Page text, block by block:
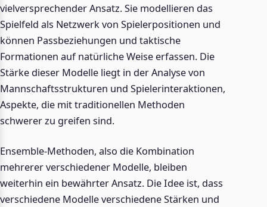
vielversprechender Ansatz. Sie modellieren das
Spielfeld als Netzwerk von Spielerpositionen und
können Passbeziehungen und taktische
Formationen auf natürliche Weise erfassen. Die
Stärke dieser Modelle liegt in der Analyse von
Mannschaftsstrukturen und Spielerinteraktionen,
Aspekte, die mit traditionellen Methoden
schwerer zu greifen sind.
Ensemble-Methoden, also die Kombination
mehrerer verschiedener Modelle, bleiben
weiterhin ein bewährter Ansatz. Die Idee ist, dass
verschiedene Modelle verschiedene Stärken und